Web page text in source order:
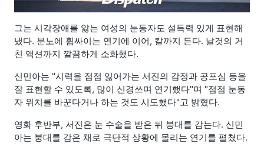
그는 시각장애를 앓는 여성의 눈동자도 설득력 있게 표현해
냈다. 분노에 휩싸이는 연기에 이어, 칼까지 든다. 날것의 거
친 액션까지 깔끔하게 소화했다.
신민아는 "시력을 점점 잃어가는 서진의 감정과 공포심 등을
잘 표현할 수 있도록, 많이 신경쓰며 연기했다"며 "점점 눈동
자 위치를 바꾼다거나 하는 것도 시도했다"고 밝혔다.
영화 후반부, 서진은 눈 수술을 받은 뒤 붕대를 감는다. 신민
아는 붕대를 감은 채로 극단적 상황에 몰리는 연기를 펼쳤다.